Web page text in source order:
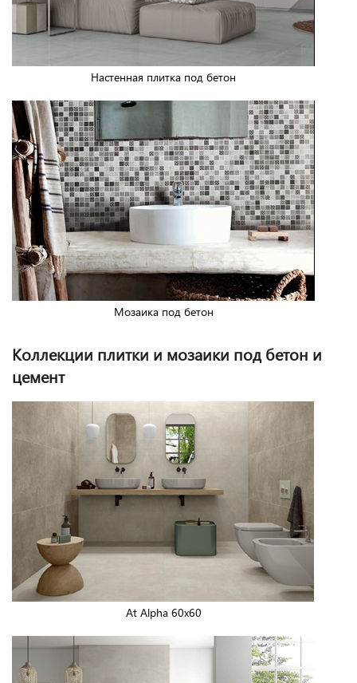
Настенная плитка под бетон
Мозаика под бетон
Коллекции плитки и мозаики под бетон и
цемент
At Alpha 60x60